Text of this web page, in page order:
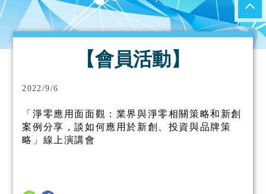
【會員活動】
2022/9/6
「淨零應用面面觀：業界與淨零相關策略和新創
案例分享，談如何應用於新創、投資與品牌策
略」線上演講會